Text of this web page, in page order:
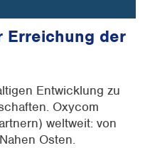
Erreichung der
Entwicklung zu
Oxycom
weltweit: von
Osten.